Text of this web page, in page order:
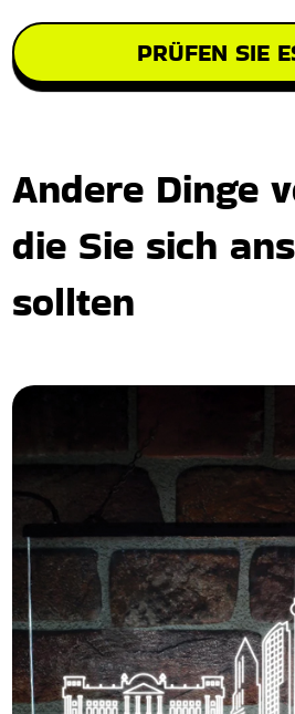
PRÜFEN SIE
Andere Dinge
die Sie sich
sollten